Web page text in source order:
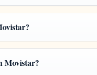
Movistar?